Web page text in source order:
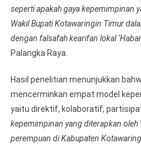
seperti apakah gaya kepemimpinan
Wakil Bupati Kotawaringin Timur
dengan falsafah kearifan lokal
Palangka Raya.
Hasil penelitian menunjukkan
mencerminkan empat model
yaitu direktif, kolaboratif,
kepemimpinan yang diterapkan oleh
perempuan di Kabupaten